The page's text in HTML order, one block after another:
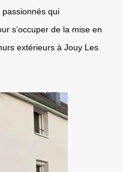
qui
s’occuper de la mise en
extérieurs à Jouy Les